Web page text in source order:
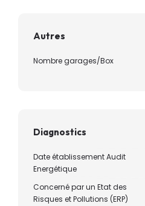
Autres
Nombre garages/Box
Diagnostics
Date établissement Audit
Energétique
Concerné par un Etat des
Risques et Pollutions (ERP)